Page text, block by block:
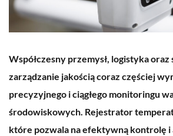
Współczesny przemysł, logistyka
zarządzanie jakością coraz częściej
precyzyjnego i ciągłego monitoringu
środowiskowych. Rejestrator
które pozwala na efektywną kontrolę i